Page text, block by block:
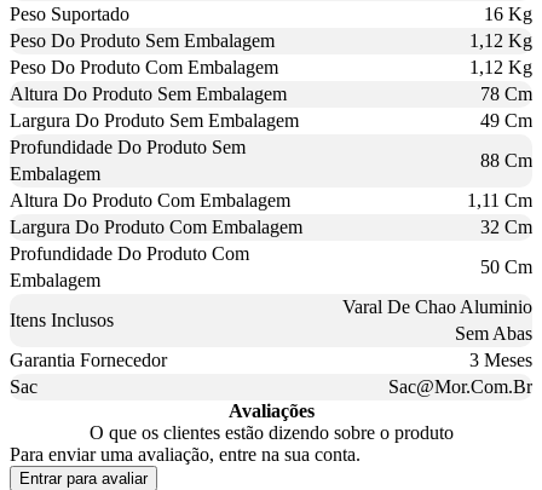
Peso Suportado
16 Kg
Peso Do Produto Sem Embalagem
1,12 Kg
Peso Do Produto Com Embalagem
1,12 Kg
Altura Do Produto Sem Embalagem
78 Cm
Largura Do Produto Sem Embalagem
49 Cm
Profundidade Do Produto Sem
Embalagem
88 Cm
Altura Do Produto Com Embalagem
1,11 Cm
Largura Do Produto Com Embalagem
32 Cm
Profundidade Do Produto Com
Embalagem
50 Cm
Itens Inclusos
Varal De Chao Aluminio
Sem Abas
Garantia Fornecedor
3 Meses
Sac
Sac@Mor.Com.Br
Avaliações
O que os clientes estão dizendo sobre o produto
Para enviar uma avaliação, entre na sua conta.
Entrar para avaliar